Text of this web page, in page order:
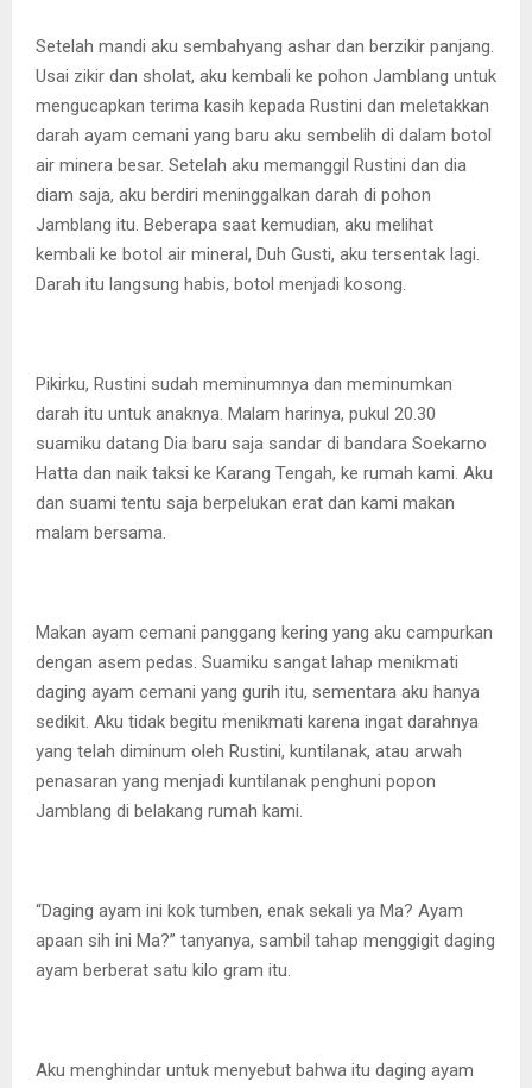
Setelah mandi aku sembahyang ashar dan berzikir panjang.
Usai zikir dan sholat, aku kembali ke pohon Jamblang untuk
mengucapkan terima kasih kepada Rustini dan meletakkan
darah ayam cemani yang baru aku sembelih di dalam botol
air minera besar. Setelah aku memanggil Rustini dan dia
diam saja, aku berdiri meninggalkan darah di pohon
Jamblang itu. Beberapa saat kemudian, aku melihat
kembali ke botol air mineral, Duh Gusti, aku tersentak lagi.
Darah itu langsung habis, botol menjadi kosong.
Pikirku, Rustini sudah meminumnya dan meminumkan
darah itu untuk anaknya. Malam harinya, pukul 20.30
suamiku datang Dia baru saja sandar di bandara Soekarno
Hatta dan naik taksi ke Karang Tengah, ke rumah kami. Aku
dan suami tentu saja berpelukan erat dan kami makan
malam bersama.
Makan ayam cemani panggang kering yang aku campurkan
dengan asem pedas. Suamiku sangat lahap menikmati
daging ayam cemani yang gurih itu, sementara aku hanya
sedikit. Aku tidak begitu menikmati karena ingat darahnya
yang telah diminum oleh Rustini, kuntilanak, atau arwah
penasaran yang menjadi kuntilanak penghuni popon
Jamblang di belakang rumah kami.
“Daging ayam ini kok tumben, enak sekali ya Ma? Ayam
apaan sih ini Ma?” tanyanya, sambil tahap menggigit daging
ayam berberat satu kilo gram itu.
Aku menghindar untuk menyebut bahwa itu daging ayam